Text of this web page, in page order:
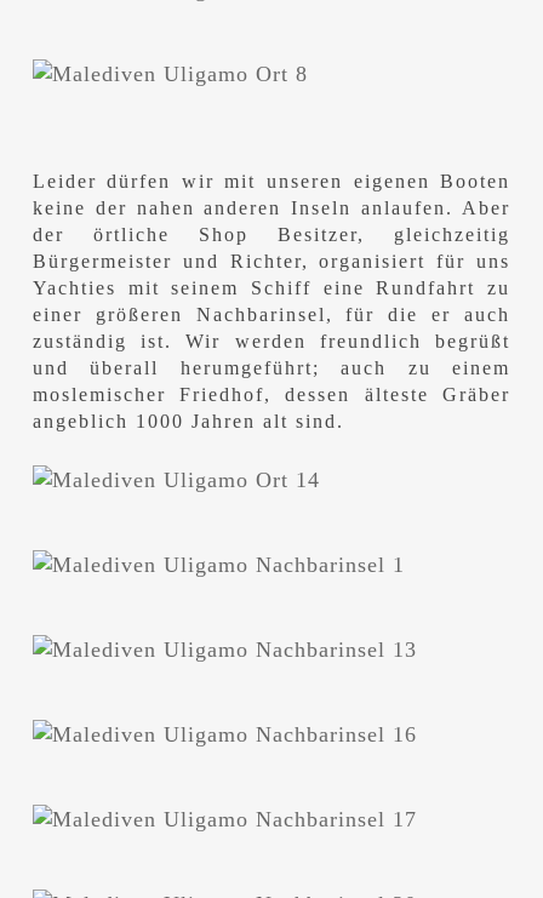
Leider dürfen wir mit unseren eigenen Booten
keine der nahen anderen Inseln anlaufen. Aber
der örtliche Shop Besitzer, gleichzeitig
Bürgermeister und Richter, organisiert für uns
Yachties mit seinem Schiff eine Rundfahrt zu
einer größeren Nachbarinsel, für die er auch
zuständig ist. Wir werden freundlich begrüßt
und überall herumgeführt; auch zu einem
moslemischer Friedhof, dessen älteste Gräber
angeblich 1000 Jahren alt sind.